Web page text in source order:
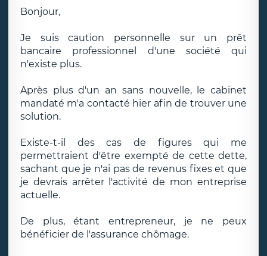
Bonjour,
Je suis caution personnelle sur un prêt
bancaire professionnel d'une société qui
n'existe plus.
Après plus d'un an sans nouvelle, le cabinet
mandaté m'a contacté hier afin de trouver une
solution.
Existe-t-il des cas de figures qui me
permettraient d'être exempté de cette dette,
sachant que je n'ai pas de revenus fixes et que
je devrais arrêter l'activité de mon entreprise
actuelle.
De plus, étant entrepreneur, je ne peux
bénéficier de l'assurance chômage.